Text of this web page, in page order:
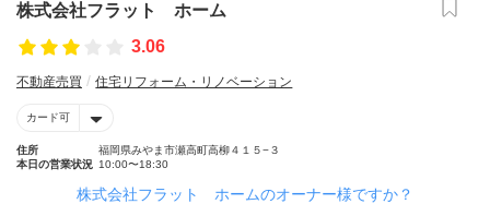
株式会社フラット ホーム
3.06
不動産売買 住宅リフォーム・リノベーション
カード可
住所
福岡県みやま市瀬高町高柳４１５−３
本日の営業状況 10:00〜18:30
株式会社フラット ホームのオーナー様ですか？